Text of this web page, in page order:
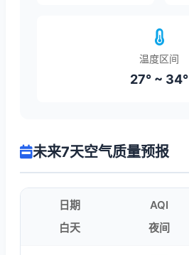
温度区间
27° ~ 34°
未来7天空气质量预报
日期 AQI
白天
夜间